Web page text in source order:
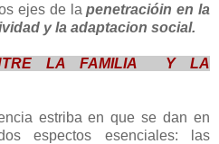
ejes de lapenetracióin en la
y la adaptacion social.
LA FAMILIA Y LA
estriba en que se dan en
espectos esenciales: las